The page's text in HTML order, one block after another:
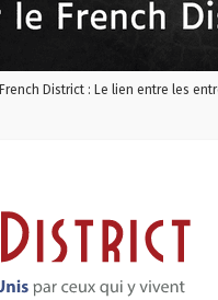
French District : Le lien entre les